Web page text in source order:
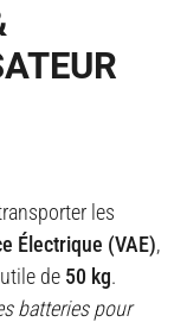
les
Électrique (VAE),
de 50 kg.
batteries pour